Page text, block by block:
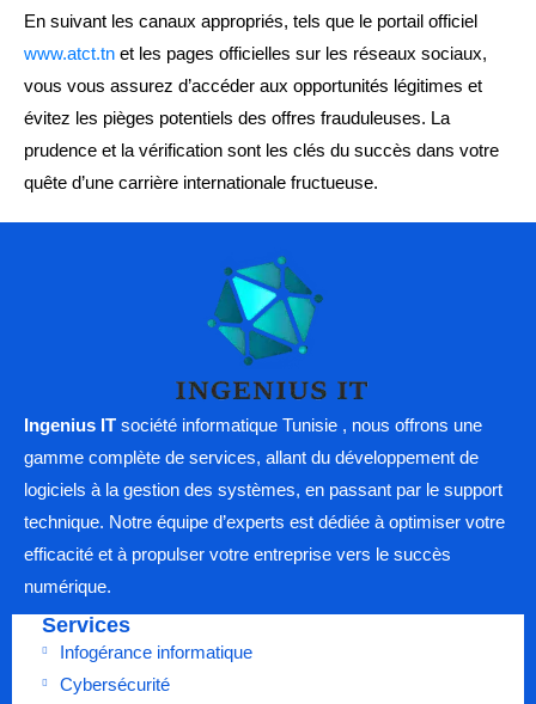
En suivant les canaux appropriés, tels que le portail officiel
www.atct.tn et les pages officielles sur les réseaux sociaux,
vous vous assurez d’accéder aux opportunités légitimes et
évitez les pièges potentiels des offres frauduleuses. La
prudence et la vérification sont les clés du succès dans votre
quête d’une carrière internationale fructueuse.
Ingenius IT société informatique Tunisie , nous offrons une
gamme complète de services, allant du développement de
logiciels à la gestion des systèmes, en passant par le support
technique. Notre équipe d’experts est dédiée à optimiser votre
efficacité et à propulser votre entreprise vers le succès
numérique.
Services
Infogérance informatique
Cybersécurité